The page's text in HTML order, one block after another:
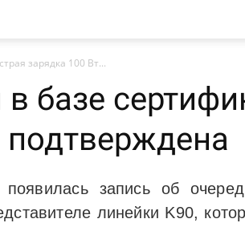
зарядка 100 Вт...
базе
подтверждена
запись об
линейки K90,